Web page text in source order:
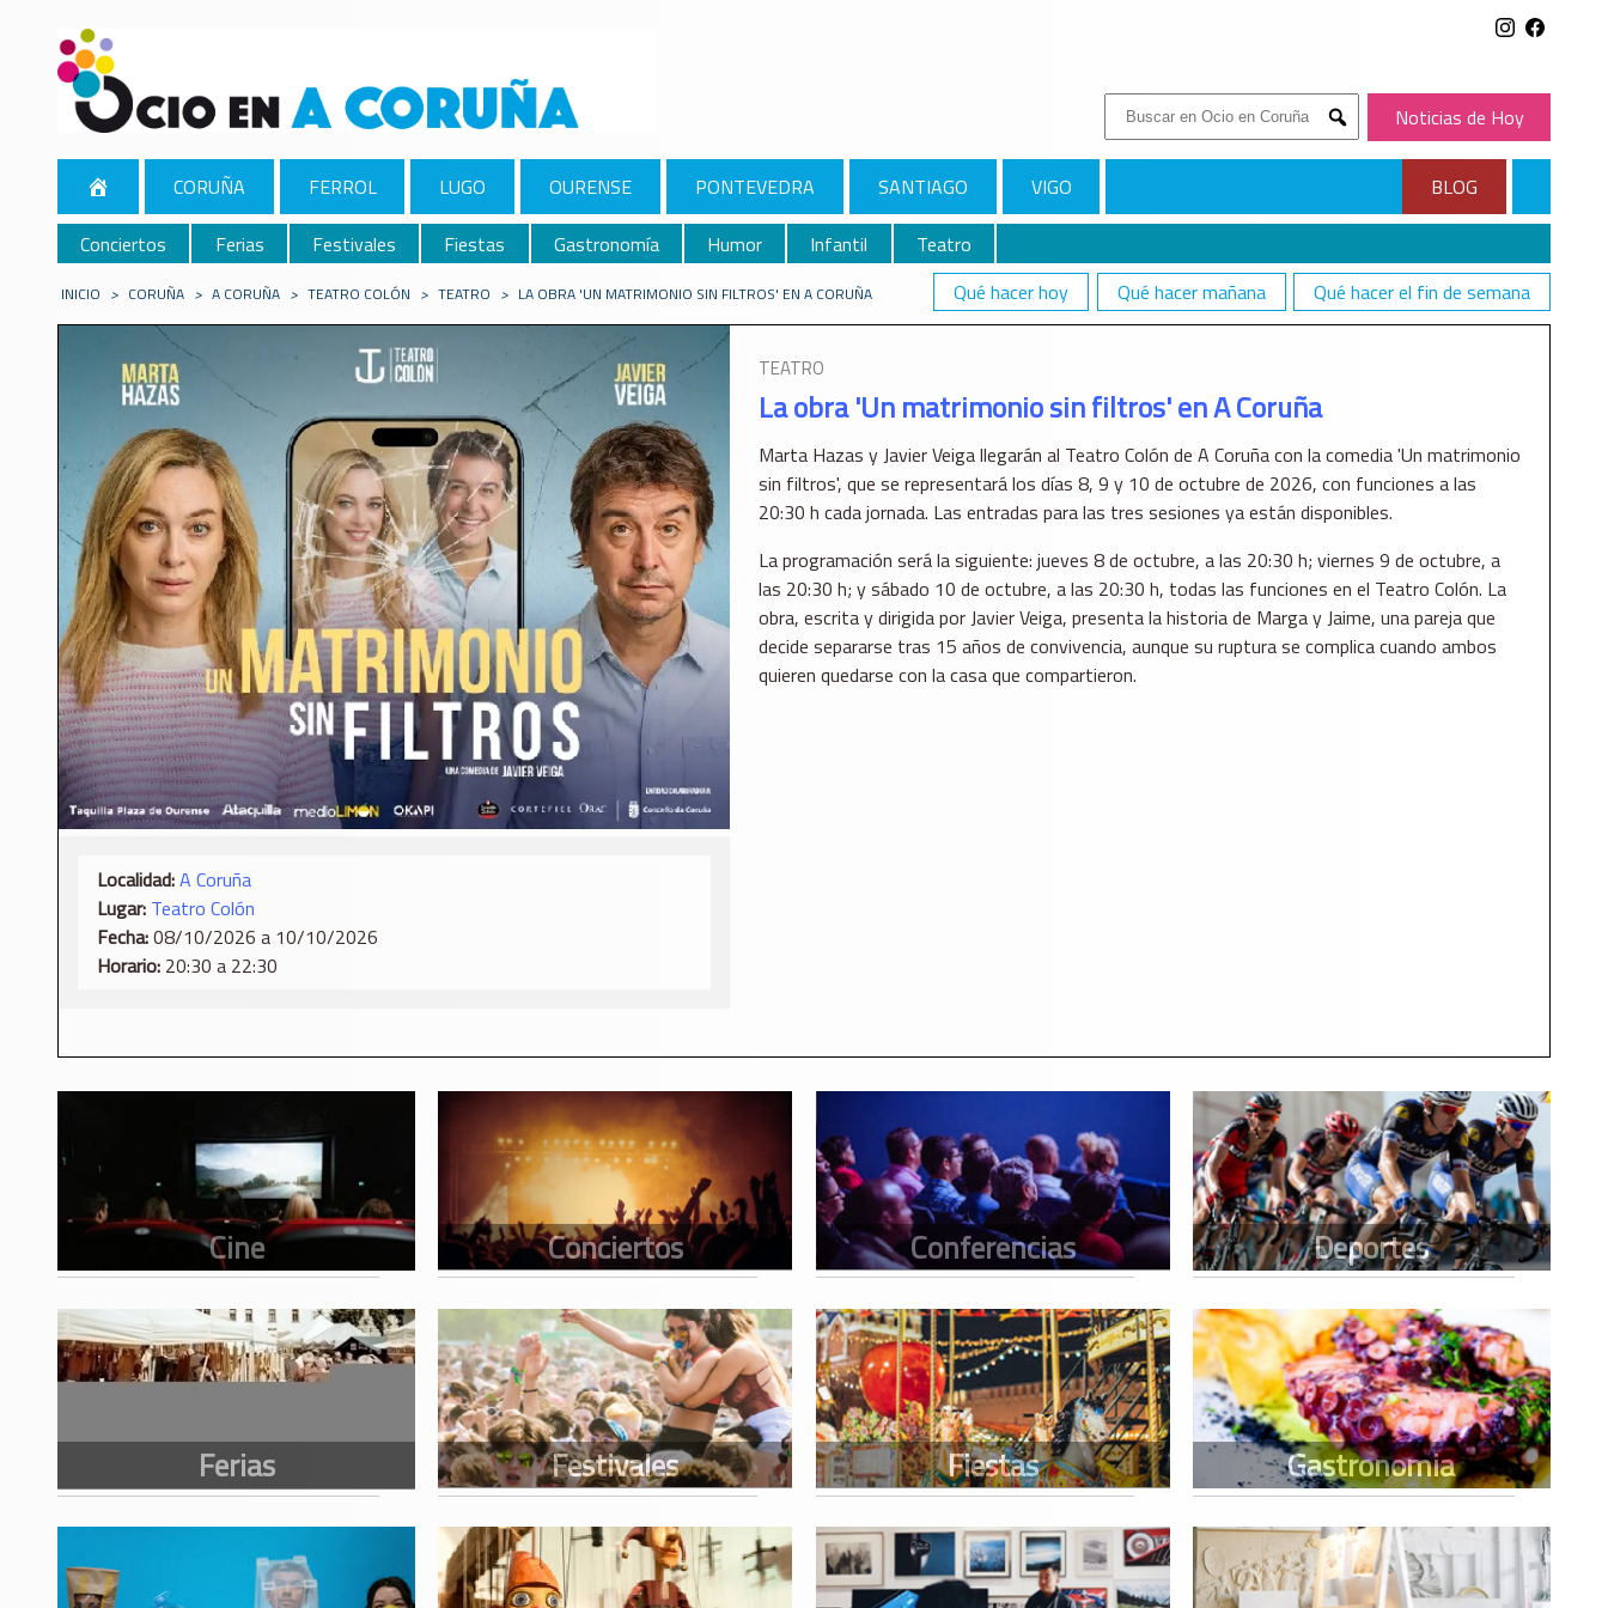
Buscar:
Submit
Noticias de Hoy
CORUÑA FERROL LUGO OURENSE PONTEVEDRA SANTIAGO VIGO
BLOG
Conciertos
Ferias Festivales Fiestas Gastronomía Humor Infantil
Teatro
Qué hacer hoy
Qué hacer mañana Qué hacer el fin de semana
INICIO > CORUÑA > A CORUÑA > TEATRO COLÓN > TEATRO > LA OBRA 'UN MATRIMONIO SIN FILTROS' EN A CORUÑA
Localidad:A Coruña
Lugar: Teatro Colón
Fecha:08/10/2026 a 10/10/2026
Horario: 20:30 a 22:30
TEATRO
La obra 'Un matrimonio sin filtros' en A Coruña
Marta Hazas y Javier Veiga llegarán al Teatro Colón de A Coruña con la comedia 'Un matrimonio
sin filtros', que se representará los días 8, 9 y 10 de octubre de 2026, con funciones a las
20:30 h cada jornada. Las entradas para las tres sesiones ya están disponibles.
La programación será la siguiente: jueves 8 de octubre, a las 20:30 h; viernes 9 de octubre, a
las 20:30 h; y sábado 10 de octubre, a las 20:30 h, todas las funciones en el Teatro Colón. La
obra, escrita y dirigida por Javier Veiga, presenta la historia de Marga y Jaime, una pareja que
decide separarse tras 15 años de convivencia, aunque su ruptura se complica cuando ambos
quieren quedarse con la casa que compartieron.